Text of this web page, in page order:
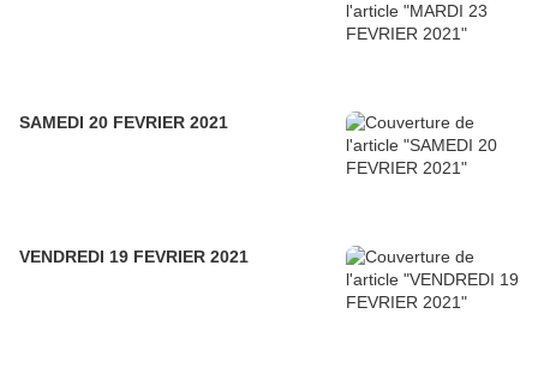
SAMEDI 20 FEVRIER 2021
VENDREDI 19 FEVRIER 2021